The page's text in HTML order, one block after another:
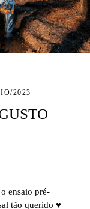
2023
ensaio pré-
tão querido ♥